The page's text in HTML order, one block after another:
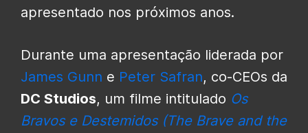
apresentado nos próximos anos.
Durante uma apresentação liderada por
James Gunn e Peter Safran, co-CEOs da
DC Studios, um filme intitulado Os
Bravos e Destemidos (The Brave and the